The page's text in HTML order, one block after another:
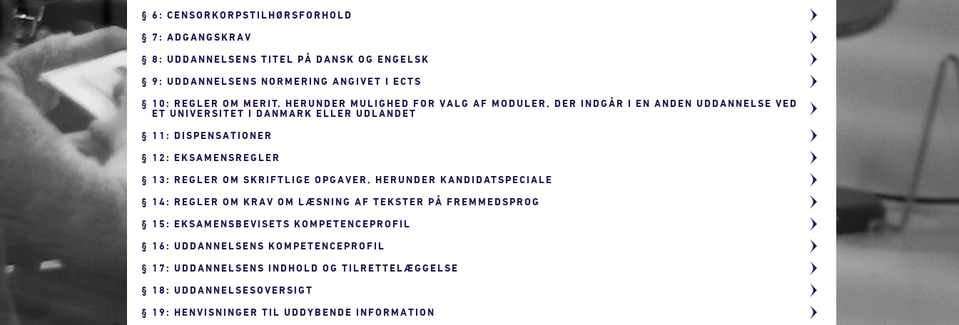
6: CENSORKORPSTILHØRSFORHOLD
7: ADGANGSKRAV
8: UDDANNELSENS TITEL PÅ DANSK OG ENGELSK
9: UDDANNELSENS NORMERING ANGIVET I ECTS
10: REGLER OM MERIT, HERUNDER MULIGHED FOR VALG AF MODULER, DER INDGÅR I EN ANDEN UDDANNELSE VED
ET UNIVERSITET I DANMARK ELLER UDLANDET
11: DISPENSATIONER
12: EKSAMENSREGLER
13: REGLER OM SKRIFTLIGE OPGAVER, HERUNDER KANDIDATSPECIALE
14: REGLER OM KRAV OM LÆSNING AF TEKSTER PÅ FREMMEDSPROG
15: EKSAMENSBEVISETS KOMPETENCEPROFIL
16: UDDANNELSENS KOMPETENCEPROFIL
17: UDDANNELSENS INDHOLD OG TILRETTELÆGGELSE
18: UDDANNELSESOVERSIGT
19: HENVISNINGER TIL UDDYBENDE INFORMATION